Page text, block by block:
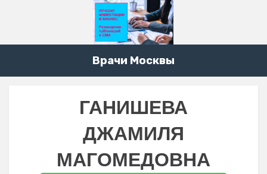
Врачи Москвы
ГАНИШЕВА
ДЖАМИЛЯ
МАГОМЕДОВНА